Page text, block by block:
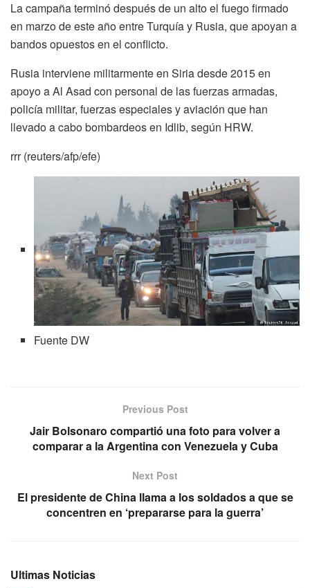
La campaña terminó después de un alto el fuego firmado
en marzo de este año entre Turquía y Rusia, que apoyan a
bandos opuestos en el conflicto.
Rusia interviene militarmente en Siria desde 2015 en
apoyo a Al Asad con personal de las fuerzas armadas,
policía militar, fuerzas especiales y aviación que han
llevado a cabo bombardeos en Idlib, según HRW.
rrr (reuters/afp/efe)
Fuente DW
Previous Post
Jair Bolsonaro compartió una foto para volver a
comparar a la Argentina con Venezuela y Cuba
Next Post
El presidente de China llama a los soldados a que se
concentren en ‘prepararse para la guerra’
Ultimas Noticias